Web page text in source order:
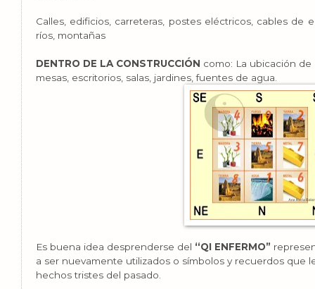
Calles, edificios, carreteras, postes eléctricos, cables de
ríos, montañas
DENTRO DE LA CONSTRUCCIÓN como: La ubicación de
mesas, escritorios, salas, jardines, fuentes de agua.
Es buena idea desprenderse del “QI ENFERMO”
a ser nuevamente utilizados o símbolos y recuerdos que
hechos tristes del pasado.